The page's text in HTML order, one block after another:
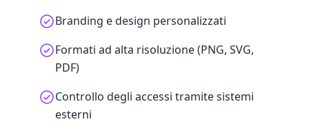
Branding e design personalizzati
Formati ad alta risoluzione (PNG, SVG,
PDF)
Controllo degli accessi tramite sistemi
esterni